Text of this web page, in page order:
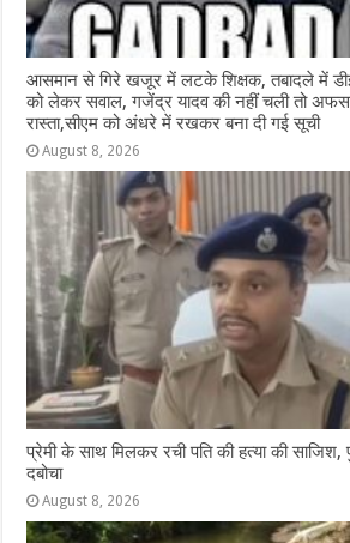
आसमान से गिरे खजूर में लटके शिक्षक, तबादले में
को लेकर सवाल, गजेंद्र यादव की नहीं चली तो
रास्ता,सीएम को अंधरे में रखकर बना दी गई सूची
August 8, 2026
प्रेमी के साथ मिलकर रची पति की हत्या की
दबोचा
August 8, 2026